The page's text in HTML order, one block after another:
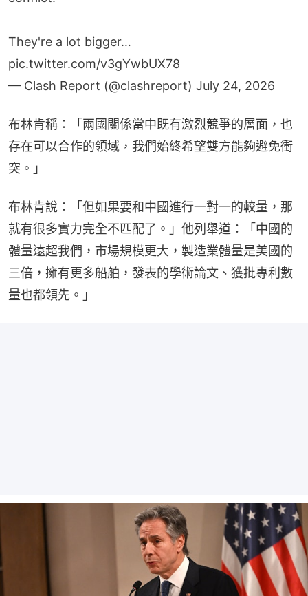
They're a lot bigger…
pic.twitter.com/v3gYwbUX78
— Clash Report (@clashreport) July 24, 2026
布林肯稱：「兩國關係當中既有激烈競爭的層面，也
存在可以合作的領域，我們始終希望雙方能夠避免衝
突。」
布林肯說：「但如果要和中國進行一對一的較量，那
就有很多實力完全不匹配了。」他列舉道：「中國的
體量遠超我們，市場規模更大，製造業體量是美國的
三倍，擁有更多船舶，發表的學術論文、獲批專利數
量也都領先。」